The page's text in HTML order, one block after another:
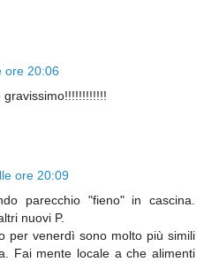
ore 20:06
ore 20:09
parecchio "fieno" in cascina.
nuovi P.
per venerdì sono molto più simili
Fai mente locale a che alimenti